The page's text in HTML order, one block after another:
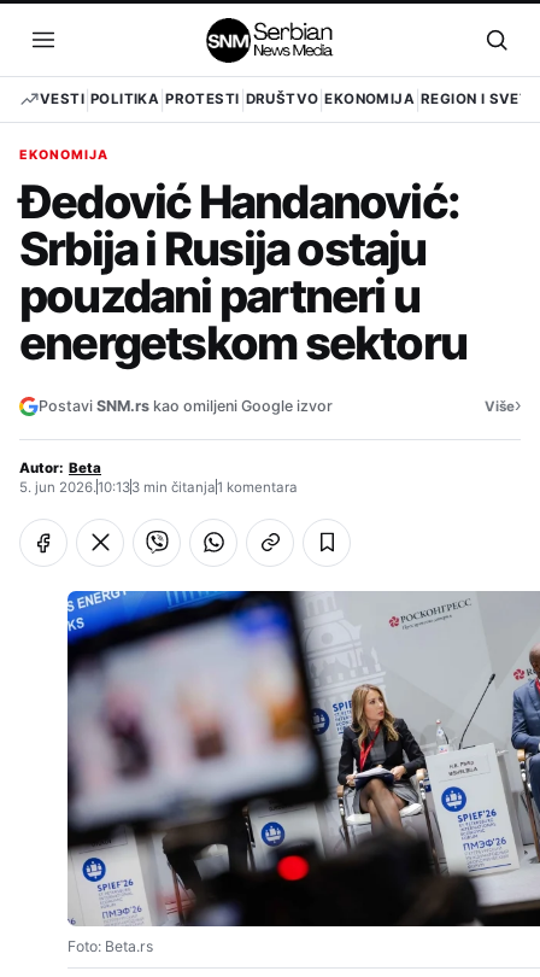
sadržaj
Otvori
meni
VESTI POLITIKA PROTESTI DRUŠTVO EKONOMIJA REGION I SVET
EKONOMIJA
Đedović Handanović:
Srbija i Rusija ostaju
pouzdani partneri u
energetskom sektoru
Postavi SNM.rs kao omiljeni Google izvor Više›
Autor: Beta
5. jun 2026.10:133 min čitanja1 komentara
Foto: Beta.rs